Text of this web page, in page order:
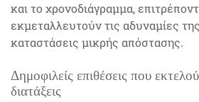
και το χρονοδιάγραμμα,
εκμεταλλευτούν τις αδυναμίες
καταστάσεις μικρής απόστασης.
Δημοφιλείς επιθέσεις που
διατάξεις